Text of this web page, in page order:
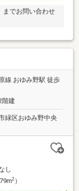
までお問い合わせ
線 おゆみ野駅 徒歩
階建
緑区おゆみ野中央
し
2）